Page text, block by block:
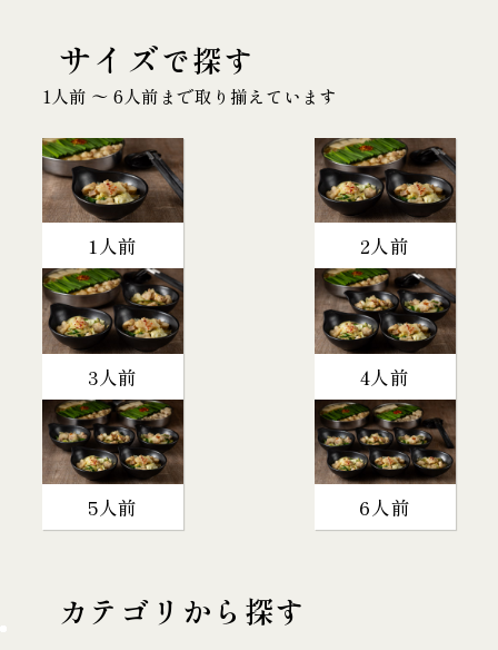
サイズで探す
1人前 〜 6人前まで取り揃えています
1人前 2人前
3人前 4人前
5人前 6人前
カテゴリから探す